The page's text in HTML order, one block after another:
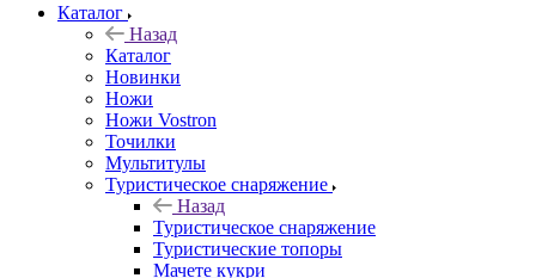
Каталог
Назад
Каталог
Новинки
Ножи
Ножи Vostron
Точилки
Мультитулы
Туристическое снаряжение
Назад
Туристическое снаряжение
Туристические топоры
Мачете кукри